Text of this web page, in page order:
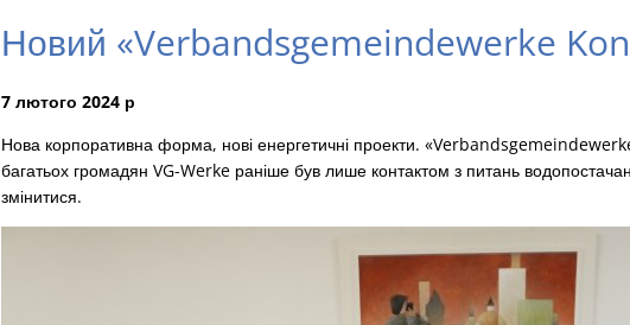
Новий «Verbandsgemeindewerke
7 лютого 2024 р
Нова корпоративна форма, нові енергетичні проекти.
багатьох громадян VG-Werke раніше був лише контактом з питань
змінитися.